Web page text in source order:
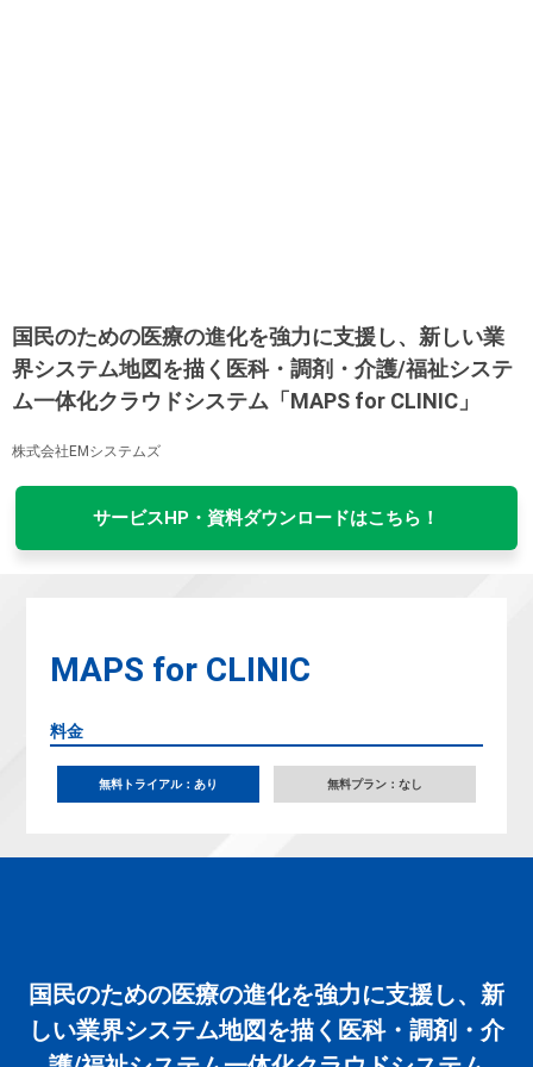
国民のための医療の進化を強力に支援し、新しい業
界システム地図を描く医科・調剤・介護/福祉システ
ム一体化クラウドシステム「MAPS for CLINIC」
株式会社EMシステムズ
サービスHP・資料ダウンロードはこちら！
MAPS for CLINIC
料金
無料トライアル：あり 無料プラン：なし
国民のための医療の進化を強力に支援し、新
しい業界システム地図を描く医科・調剤・介